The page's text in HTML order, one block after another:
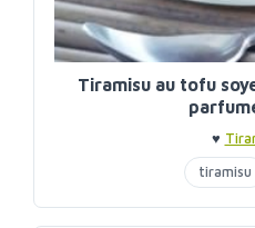
Tiramisu au tofu
♥
tiramisu